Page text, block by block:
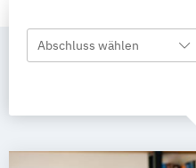
Abschluss wählen